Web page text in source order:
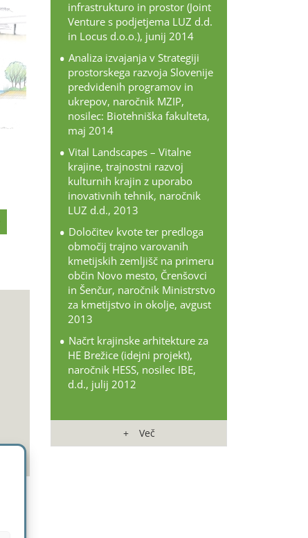
infrastrukturo in prostor (Joint
Venture s podjetjema LUZ d.d.
in Locus d.o.o.), junij 2014
Analiza izvajanja v Strategiji
prostorskega razvoja Slovenije
predvidenih programov in
ukrepov, naročnik MZIP,
nosilec: Biotehniška fakulteta,
maj 2014
Vital Landscapes – Vitalne
krajine, trajnostni razvoj
kulturnih krajin z uporabo
inovativnih tehnik, naročnik
LUZ d.d., 2013
Določitev kvote ter predloga
območij trajno varovanih
kmetijskih zemljišč na primeru
občin Novo mesto, Črenšovci
in Šenčur, naročnik Ministrstvo
za kmetijstvo in okolje, avgust
2013
Načrt krajinske arhitekture za
HE Brežice (idejni projekt),
naročnik HESS, nosilec IBE,
d.d., julij 2012
Več